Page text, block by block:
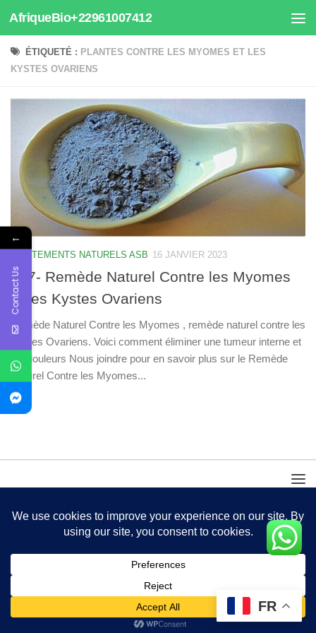
Au dessous du contenu
AfriqueBio+22961007412
ÉTIQUETÉ : PLANTES CONTRE LES MYOMES ET LES
KYSTES OVARIENS
TRAITEMENTS NATURELS ASB 16 JANVIER 2023
917- Remède Naturel Contre les Myomes
et les Kystes Ovariens
Remède Naturel Contre les Myomes , remède naturel contre les
Kystes Ovariens. Voici comment éliminer une tumeur interne et
les douleurs Nous joindre pour en savoir plus sur le Remède
Naturel Contre les Myomes...
FR
←
Contact Us